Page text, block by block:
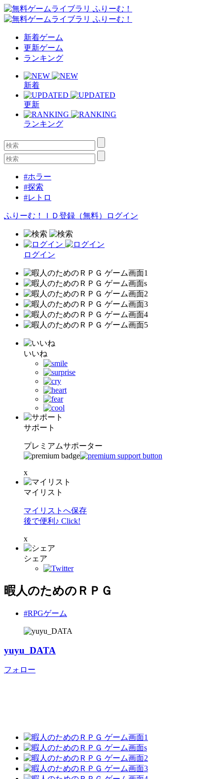
新着ゲーム
更新ゲーム
ランキング
新着
更新
ランキング
#ホラー
#探索
#レトロ
ふりーむ！ＩＤ登録（無料） ログイン
ログイン
いいね
サポート
プレミアムサポーター
x
マイリスト
マイリストへ保存
後で便利♪ Click!
x
シェア
暇人のためのＲＰＧ
#RPGゲーム
yuyu_DATA
フォロー